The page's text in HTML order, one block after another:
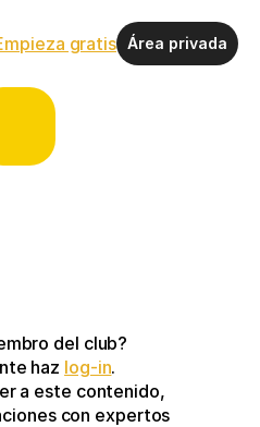
gratis Área privada
del club?
haz log-in.
a este contenido,
con expertos